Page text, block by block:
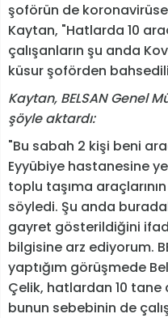
şoförün de koronavirüse
Kaytan, "Hatlarda 10
çalışanların şu anda
küsur şoförden
Kaytan, BELSAN Genel
şöyle aktardı:
"Bu sabah 2 kişi beni
Eyyübiye hastanesine
toplu taşıma
söyledi. Şu anda
gayret gösterildiğini
bilgisine arz ediyorum.
yaptığım görüşmede
Çelik, hatlardan 10 tane
bunun sebebinin de